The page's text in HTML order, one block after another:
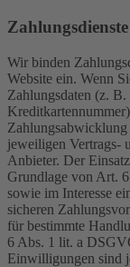
Zahlungsdienste
Wir binden
Website ein. Wenn
Zahlungsdaten (z.
Zahlungsabwicklung
jeweiligen Vertrags-
Anbieter. Der
Grundlage von Art.
sowie im Interesse
sicheren
für bestimmte
6 Abs. 1 lit. a
Einwilligungen sind